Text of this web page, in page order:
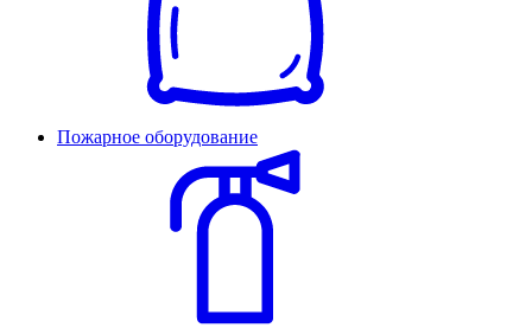
Пожарное оборудование